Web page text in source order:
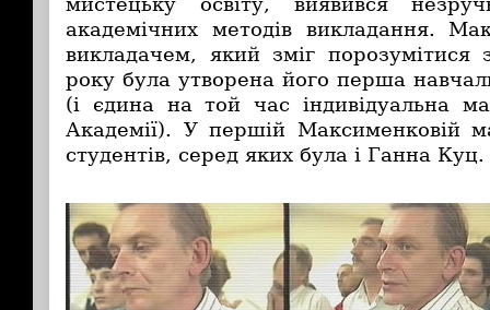
академічних методів викладання.
викладачем, який зміг
року була утворена його перша
(і єдина на той час індивідуальна
Академії). У першій Максименковій
студентів, серед яких була і Ганна Куц.